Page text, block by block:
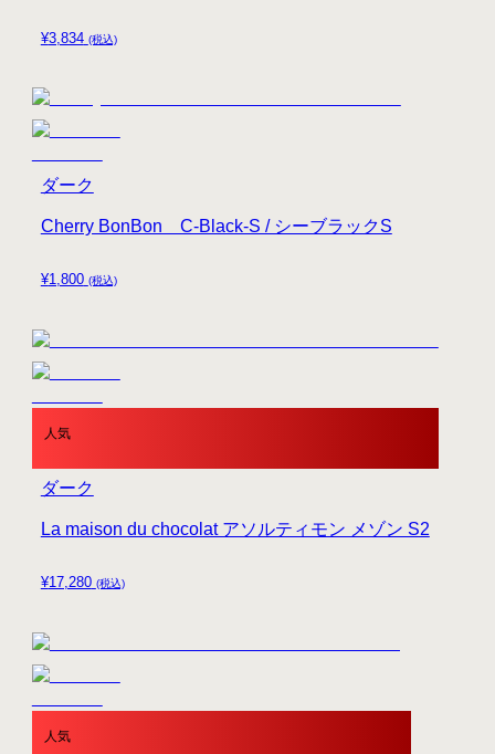
¥3,834 (税込)
¥1,800 (税込)
Cherry BonBon C-Black-S / シーブラックS
ダーク
人気
¥17,280 (税込)
La maison du chocolat アソルティモン メゾン S2
ダーク
人気